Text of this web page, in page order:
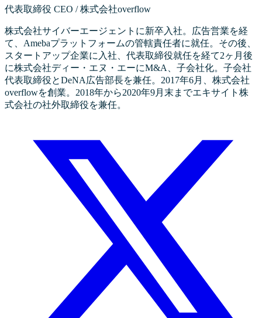
代表取締役 CEO / 株式会社overflow
株式会社サイバーエージェントに新卒入社。広告営業を経
て、Amebaプラットフォームの管轄責任者に就任。その後、
スタートアップ企業に入社、代表取締役就任を経て2ヶ月後
に株式会社ディー・エヌ・エーにM&A、子会社化。子会社
代表取締役とDeNA広告部長を兼任。2017年6月、株式会社
overflowを創業。2018年から2020年9月末までエキサイト株
式会社の社外取締役を兼任。